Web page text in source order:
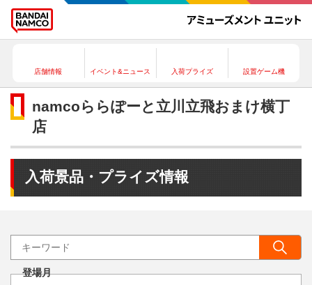
店舗情報 イベント&ニュース 入荷プライズ 設置ゲーム機
namcoららぽーと立川立飛おまけ横丁
店
入荷景品・プライズ情報
登場月